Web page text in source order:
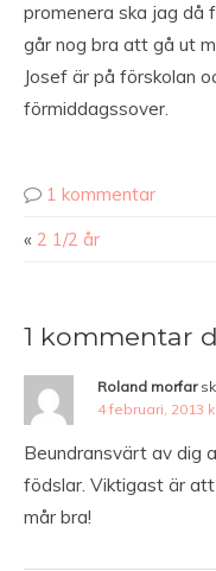
promenera ska jag då
går nog bra att gå ut
Josef är på förskolan
förmiddagssover.
1 kommentar
« 2 1/2 år
1 kommentar
Roland morfar
4 februari, 2013
Beundransvärt av dig
födslar. Viktigast är
mår bra!